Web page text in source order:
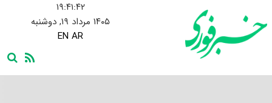
۱۹:۴۱:۴۳
۱۴۰۵ مرداد ۱۹, دوشنبه
EN AR